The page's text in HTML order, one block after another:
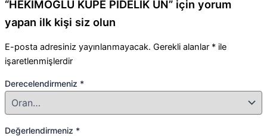
“HEKİMOĞLU KÜPE PİDELİK UN” için yorum
yapan ilk kişi siz olun
E-posta adresiniz yayınlanmayacak. Gerekli alanlar * ile
işaretlenmişlerdir
Derecelendirmeniz *
Değerlendirmeniz *